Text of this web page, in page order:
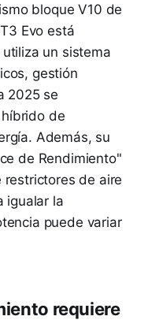
bloque V10 de
Evo está
un sistema
gestión
2025 se
de
Además, su
de Rendimiento"
restrictores de aire
igualar la
puede variar
requiere